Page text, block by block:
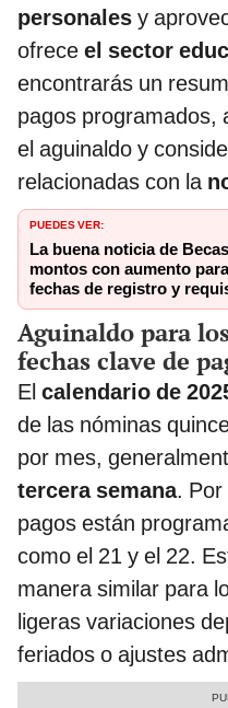
personales y
ofrece el sector
encontrarás un
pagos programados,
el aguinaldo y
relacionadas con la
PUEDES VER:
La buena noticia de
montos con aumento
fechas de registro y
Aguinaldo para
fechas clave de
El calendario de
de las nóminas
por mes,
tercera semana. Por
pagos están
como el 21 y el 22.
manera similar para
ligeras variaciones
feriados o ajustes